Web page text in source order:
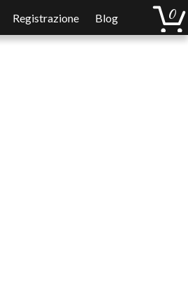
Registrazione Blog